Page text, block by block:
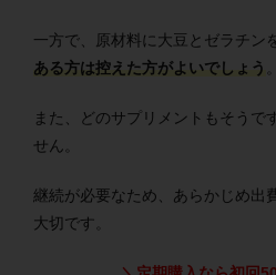
一方で、原材料に大豆とゼラチン
ある方は控えた方がよいでしょう
また、どのサプリメントもそうで
せん。
継続が必要なため、あらかじめ出
大切です。